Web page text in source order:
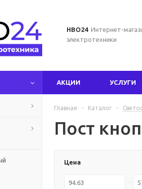
НВО24 Интернет-
электротехники
АКЦИИ УСЛУГИ
Главная - Каталог -
Пост
Цена